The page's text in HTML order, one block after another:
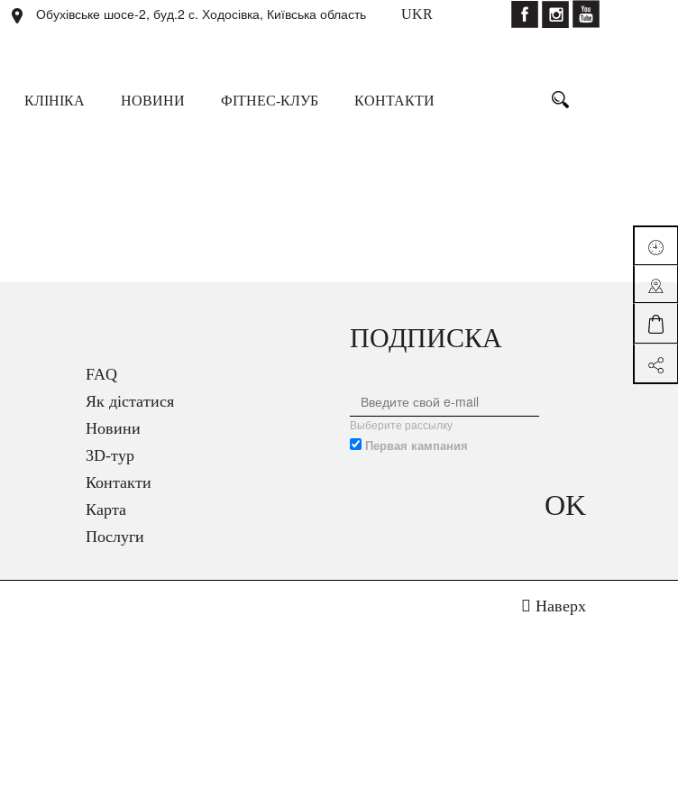
Обухівське шосе-2, буд.2 с. Ходосівка, Київська область UKR
КЛІНІКА НОВИНИ ФІТНЕС-КЛУБ КОНТАКТИ
FAQ
Як дістатися
Новини
3D-тур
Контакти
Карта
Послуги
ПОДПИСКА
Выберите рассылку
Первая кампания
OK
Наверх